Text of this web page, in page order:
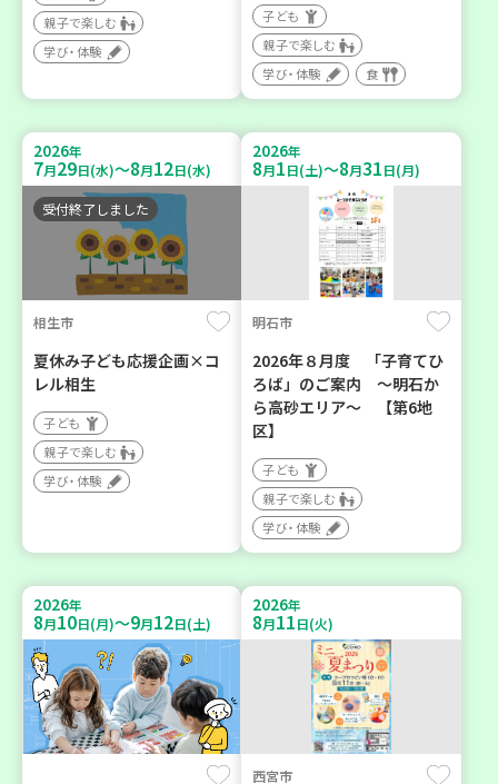
親子で楽しむ
学び・体験
子ども
親子で楽しむ
学び・体験
食
2026年
7月29日(水)～8月12日(水)
受付終了しました
相生市
夏休み子ども応援企画×コ
レル相生
子ども
親子で楽しむ
学び・体験
2026年
8月1日(土)～8月31日(月)
明石市
2026年８月度 「子育てひ
ろば」のご案内 ～明石か
ら高砂エリア～ 【第6地
区】
子ども
親子で楽しむ
学び・体験
2026年
8月10日(月)～9月12日(土)
2026年
8月11日(火)
西宮市